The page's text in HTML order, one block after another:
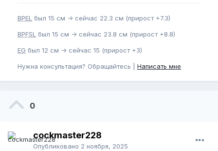
BPEL был 15 см -> сейчас 22.3 см (прирост +7.3)
BPFSL был 15 см -> сейчас 23.8 см (прирост +8.8)
EG был 12 см -> сейчас 15 (прирост +3)
Нужна консультация? Обращайтесь | Написать мне
0
cockmaster228
Опубликовано 2 ноября, 2025